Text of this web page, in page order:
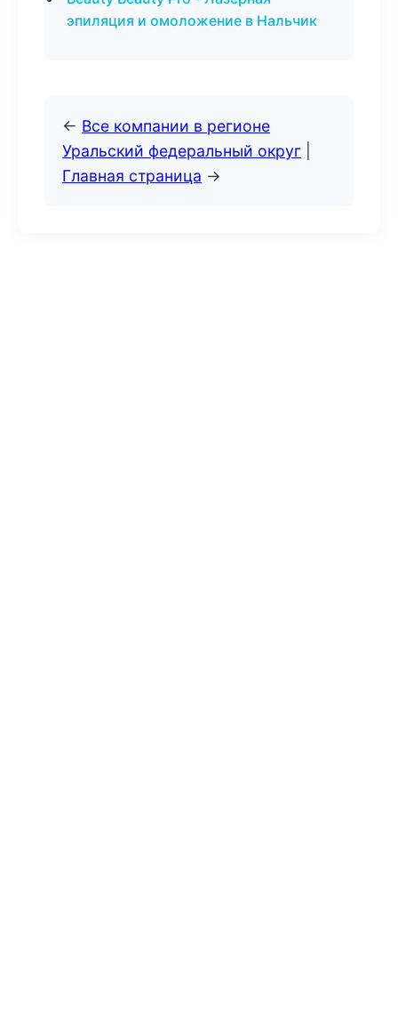
эпиляция и омоложение в Нальчик
← Все компании в регионе
Уральский федеральный округ
Главная страница →